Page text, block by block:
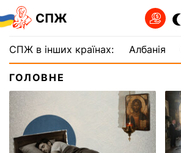
СПЖ
СПЖ в інших країнах: Албанія
ГОЛОВНЕ